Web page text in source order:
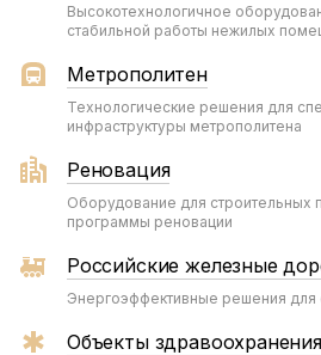
Высокотехнологичное
стабильной работы нежилых
Метрополитен
Технологические решения для
инфраструктуры метрополитена
Реновация
Оборудование для строительных
программы реновации
Российские железные
Энергоэффективные решения для
Объекты здравоохранения